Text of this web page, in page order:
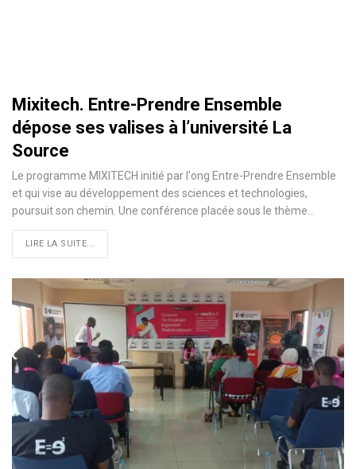
Mixitech. Entre-Prendre Ensemble
dépose ses valises à l’université La
Source
Le programme MIXITECH initié par l'ong Entre-Prendre Ensemble
et qui vise au développement des sciences et technologies,
poursuit son chemin. Une conférence placée sous le thème…
LIRE LA SUITE...